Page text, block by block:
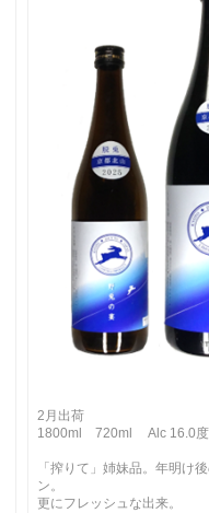
2月出荷
1800ml 720ml Alc 16.0度
「搾りて」姉妹品。年明け
ン。
更にフレッシュな出来。